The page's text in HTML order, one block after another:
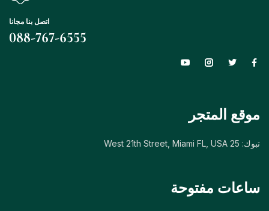
اتصل بنا مجانا
088-767-6555
موقع المتجر
تبوك: 25 West 21th Street, Miami FL, USA
ساعات مفتوحة